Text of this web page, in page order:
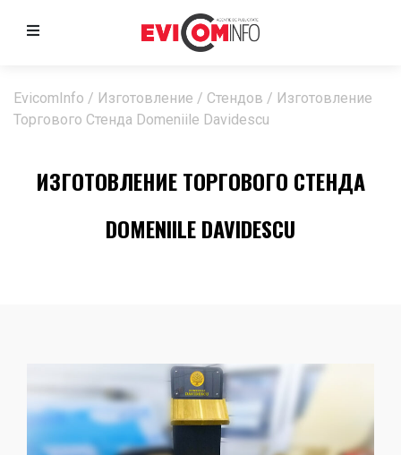
EvicomInfo / Изготовление / Стендов / Изготовление
Торгового Стенда Domeniile Davidescu
ИЗГОТОВЛЕНИЕ ТОРГОВОГО СТЕНДА
DOMENIILE DAVIDESCU